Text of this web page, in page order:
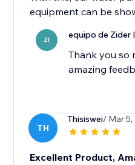
equipment can be
ZI equipo de Zider
Thank you so
amazing
TH
Thisiswei/ Mar 5,
Excellent Product,